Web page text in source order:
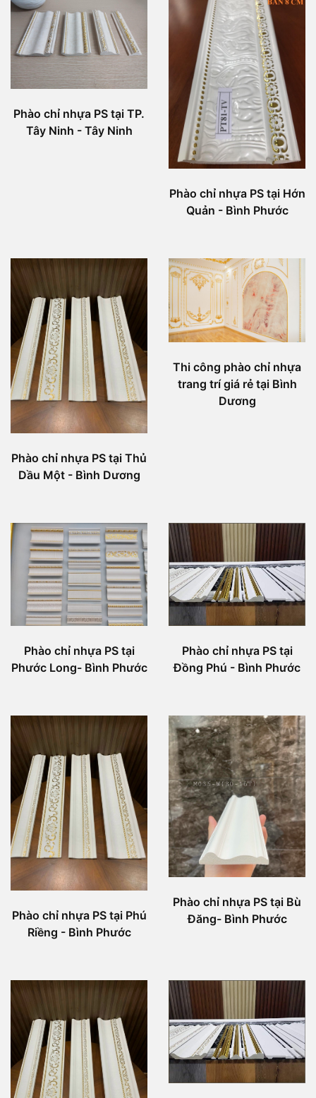
Phào chỉ nhựa PS tại TP.
Tây Ninh - Tây Ninh
Phào chỉ nhựa PS tại Hớn
Quản - Bình Phước
Phào chỉ nhựa PS tại Thủ
Dầu Một - Bình Dương
Thi công phào chỉ nhựa
trang trí giá rẻ tại Bình
Dương
Phào chỉ nhựa PS tại
Phước Long- Bình Phước
Phào chỉ nhựa PS tại
Đồng Phú - Bình Phước
Phào chỉ nhựa PS tại Phú
Riềng - Bình Phước
Phào chỉ nhựa PS tại Bù
Đăng- Bình Phước